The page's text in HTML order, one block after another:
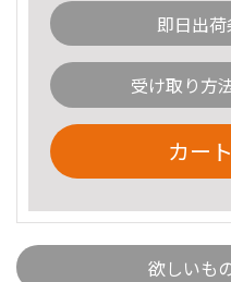
即日出
受け取り方
カー
欲しいも